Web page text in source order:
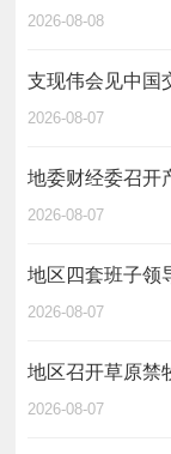
2026-08-08
支现伟会见中国
2026-08-07
2026-08-07
地区四套班子领
2026-08-07
地区召开草原禁
2026-08-07